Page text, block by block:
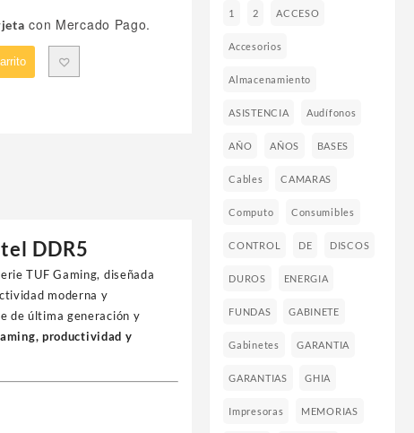
con Mercado Pago.
DDR5
TUF Gaming, diseñada
moderna y
de última generación y
productividad y
1 2 ACCESO
Accesorios
Almacenamiento
ASISTENCIA Audífonos
AÑO AÑOS BASES
Cables CAMARAS
Computo Consumibles
CONTROL DE DISCOS
DUROS ENERGIA
FUNDAS GABINETE
Gabinetes GARANTIA
GARANTIAS GHIA
Impresoras MEMORIAS